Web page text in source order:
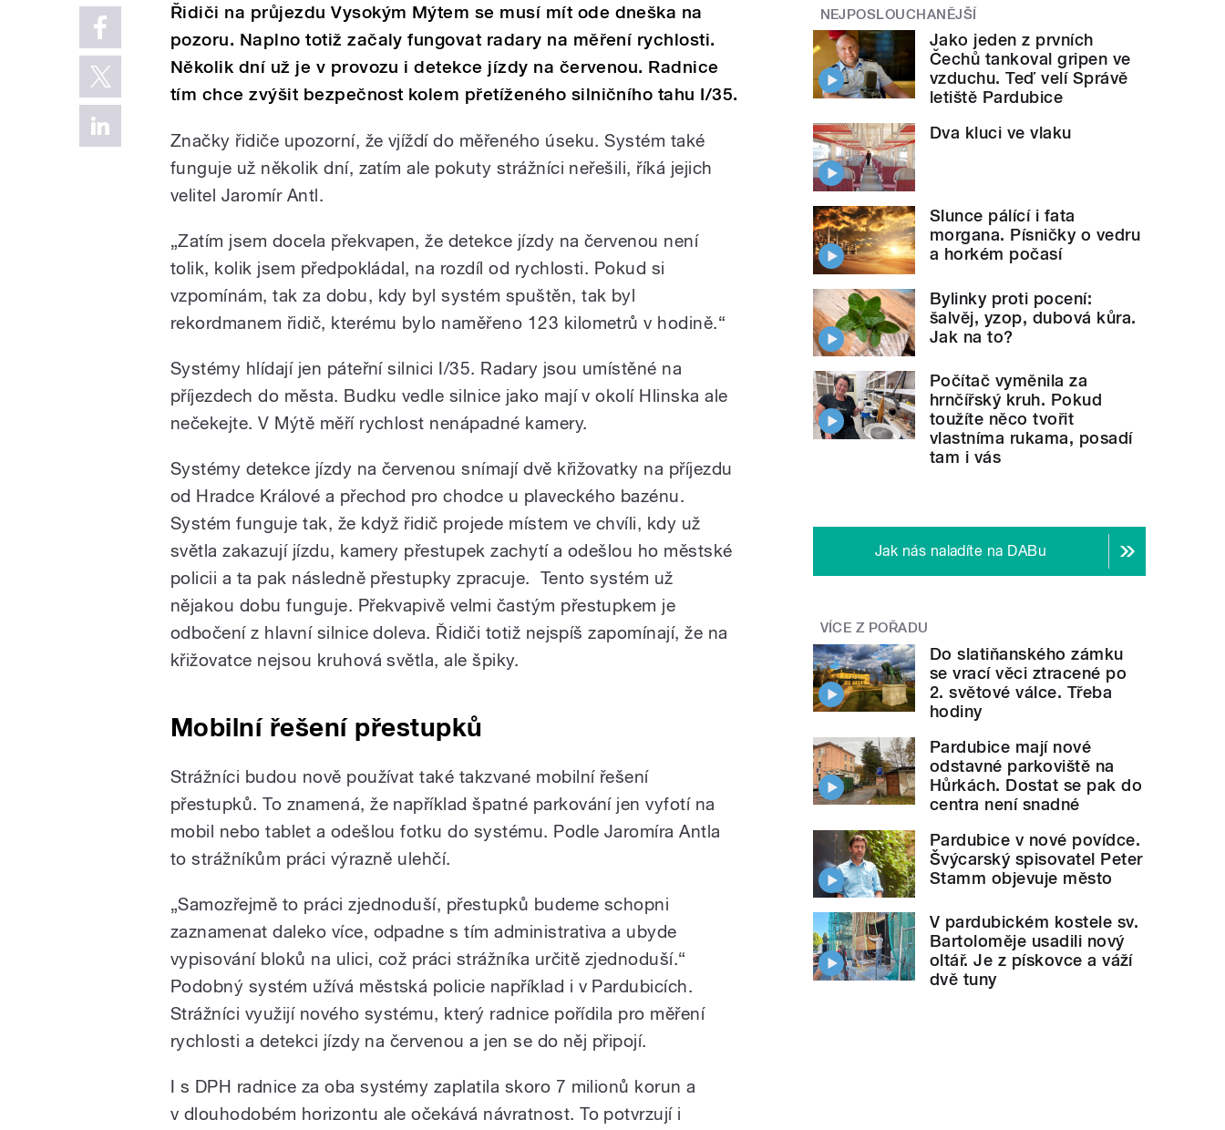
Řidiči na průjezdu Vysokým Mýtem se musí mít ode dneška na
pozoru. Naplno totiž začaly fungovat radary na měření rychlosti.
Několik dní už je v provozu i detekce jízdy na červenou. Radnice
tím chce zvýšit bezpečnost kolem přetíženého silničního tahu I/35.
Značky řidiče upozorní, že vjíždí do měřeného úseku. Systém také
funguje už několik dní, zatím ale pokuty strážníci neřešili, říká jejich
velitel Jaromír Antl.
„Zatím jsem docela překvapen, že detekce jízdy na červenou není
tolik, kolik jsem předpokládal, na rozdíl od rychlosti. Pokud si
vzpomínám, tak za dobu, kdy byl systém spuštěn, tak byl
rekordmanem řidič, kterému bylo naměřeno 123 kilometrů v hodině.“
Systémy hlídají jen páteřní silnici I/35. Radary jsou umístěné na
příjezdech do města. Budku vedle silnice jako mají v okolí Hlinska ale
nečekejte. V Mýtě měří rychlost nenápadné kamery.
Systémy detekce jízdy na červenou snímají dvě křižovatky na příjezdu
od Hradce Králové a přechod pro chodce u plaveckého bazénu.
Systém funguje tak, že když řidič projede místem ve chvíli, kdy už
světla zakazují jízdu, kamery přestupek zachytí a odešlou ho městské
policii a ta pak následně přestupky zpracuje. Tento systém už
nějakou dobu funguje. Překvapivě velmi častým přestupkem je
odbočení z hlavní silnice doleva. Řidiči totiž nejspíš zapomínají, že na
křižovatce nejsou kruhová světla, ale špiky.
Mobilní řešení přestupků
Strážníci budou nově používat také takzvané mobilní řešení
přestupků. To znamená, že například špatné parkování jen vyfotí na
mobil nebo tablet a odešlou fotku do systému. Podle Jaromíra Antla
to strážníkům práci výrazně ulehčí.
„Samozřejmě to práci zjednoduší, přestupků budeme schopni
zaznamenat daleko více, odpadne s tím administrativa a ubyde
vypisování bloků na ulici, což práci strážníka určitě zjednoduší.“
Podobný systém užívá městská policie například i v Pardubicích.
Strážníci využijí nového systému, který radnice pořídila pro měření
rychlosti a detekci jízdy na červenou a jen se do něj připojí.
I s DPH radnice za oba systémy zaplatila skoro 7 milionů korun a
v dlouhodobém horizontu ale očekává návratnost. To potvrzují i
NEJPOSLOUCHANĚJŠÍ
Jako jeden z prvních
Čechů tankoval gripen ve
vzduchu. Teď velí Správě
letiště Pardubice
Dva kluci ve vlaku
Slunce pálící i fata
morgana. Písničky o vedru
a horkém počasí
Bylinky proti pocení:
šalvěj, yzop, dubová kůra.
Jak na to?
Počítač vyměnila za
hrnčířský kruh. Pokud
toužíte něco tvořit
vlastníma rukama, posadí
tam i vás
Jak nás naladíte na DABu
VÍCE Z POŘADU
Do slatiňanského zámku
se vrací věci ztracené po
2. světové válce. Třeba
hodiny
Pardubice mají nové
odstavné parkoviště na
Hůrkách. Dostat se pak do
centra není snadné
Pardubice v nové povídce.
Švýcarský spisovatel Peter
Stamm objevuje město
V pardubickém kostele sv.
Bartoloměje usadili nový
oltář. Je z pískovce a váží
dvě tuny